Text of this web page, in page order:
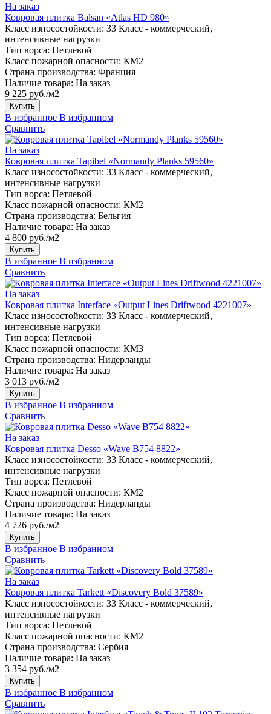
На заказ
Ковровая плитка Balsan «Atlas HD 980»
Класс износостойкости: 33 Класс - коммерческий,
интенсивные нагрузки
Тип ворса: Петлевой
Класс пожарной опасности: КМ2
Страна производства: Франция
Наличие товара: На заказ
9 225 руб./м2
Купить
В избранное В избранном
Сравнить
На заказ
Ковровая плитка Tapibel «Normandy Planks 59560»
Класс износостойкости: 33 Класс - коммерческий,
интенсивные нагрузки
Тип ворса: Петлевой
Класс пожарной опасности: КМ2
Страна производства: Бельгия
Наличие товара: На заказ
4 800 руб./м2
Купить
В избранное В избранном
Сравнить
На заказ
Ковровая плитка Interface «Output Lines Driftwood 4221007»
Класс износостойкости: 33 Класс - коммерческий,
интенсивные нагрузки
Тип ворса: Петлевой
Класс пожарной опасности: КМ3
Страна производства: Нидерланды
Наличие товара: На заказ
3 013 руб./м2
Купить
В избранное В избранном
Сравнить
На заказ
Ковровая плитка Desso «Wave B754 8822»
Класс износостойкости: 33 Класс - коммерческий,
интенсивные нагрузки
Тип ворса: Петлевой
Класс пожарной опасности: КМ2
Страна производства: Нидерланды
Наличие товара: На заказ
4 726 руб./м2
Купить
В избранное В избранном
Сравнить
На заказ
Ковровая плитка Tarkett «Discovery Bold 37589»
Класс износостойкости: 33 Класс - коммерческий,
интенсивные нагрузки
Тип ворса: Петлевой
Класс пожарной опасности: КМ2
Страна производства: Сербия
Наличие товара: На заказ
3 354 руб./м2
Купить
В избранное В избранном
Сравнить